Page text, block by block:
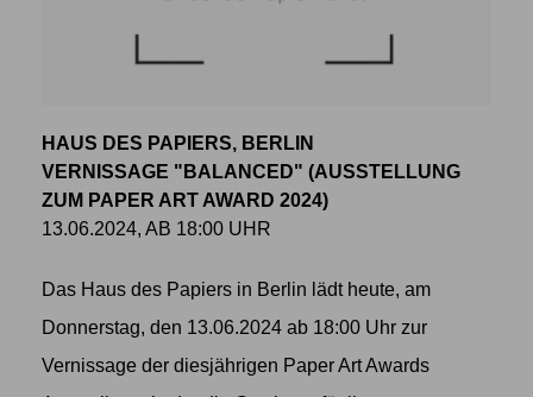
HAUS DES PAPIERS, BERLIN
VERNISSAGE "BALANCED" (AUSSTELLUNG
ZUM PAPER ART AWARD 2024)
13.06.2024, AB 18:00 UHR
Das Haus des Papiers in Berlin lädt heute, am
Donnerstag, den 13.06.2024 ab 18:00 Uhr zur
Vernissage der diesjährigen Paper Art Awards